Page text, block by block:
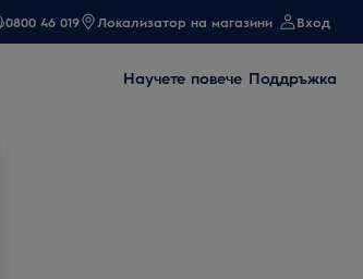
0800 46 019 Локализатор на магазини Вход
Научете повече Поддръжка